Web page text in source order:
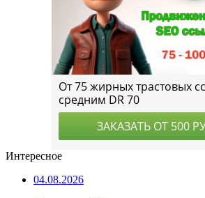
Интересное
04.08.2026